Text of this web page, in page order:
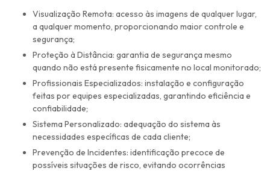
Visualização Remota: acesso às imagens de qualquer lugar,
a qualquer momento, proporcionando maior controle e
segurança;
Proteção à Distância: garantia de segurança mesmo
quando não está presente fisicamente no local monitorado;
Profissionais Especializados: instalação e configuração
feitas por equipes especializadas, garantindo eficiência e
confiabilidade;
Sistema Personalizado: adequação do sistema às
necessidades específicas de cada cliente;
Prevenção de Incidentes: identificação precoce de
possíveis situações de risco, evitando ocorrências